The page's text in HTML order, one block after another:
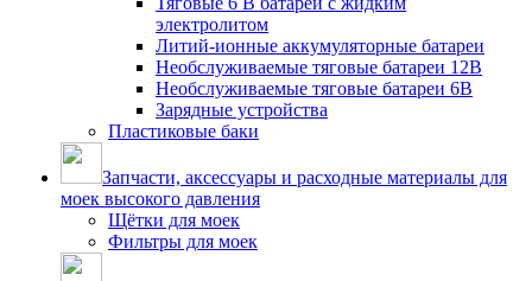
электролитом
Литий-ионные аккумуляторные батареи
Необслуживаемые тяговые батареи 12В
Необслуживаемые тяговые батареи 6В
Зарядные устройства
Пластиковые баки
Запчасти, аксессуары и расходные материалы для
моек высокого давления
Щётки для моек
Фильтры для моек